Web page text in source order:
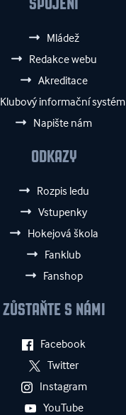
Mládež
Redakce webu
Akreditace
Klubový informační systém
Napište nám
ODKAZY
Rozpis ledu
Vstupenky
Hokejová škola
Fanklub
Fanshop
ZŮSTAŇTE S NÁMI
Facebook
Twitter
Instagram
YouTube